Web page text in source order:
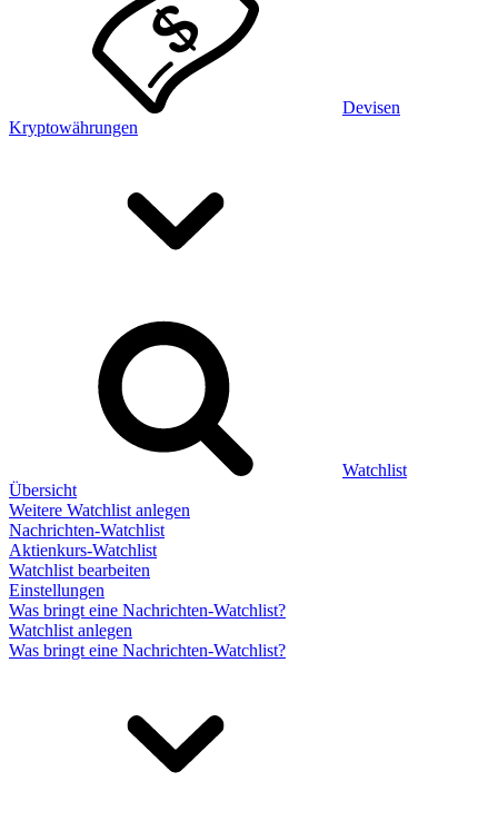
Devisen
Kryptowährungen
Watchlist
Übersicht
Weitere Watchlist anlegen
Nachrichten-Watchlist
Aktienkurs-Watchlist
Watchlist bearbeiten
Einstellungen
Was bringt eine Nachrichten-Watchlist?
Watchlist anlegen
Was bringt eine Nachrichten-Watchlist?